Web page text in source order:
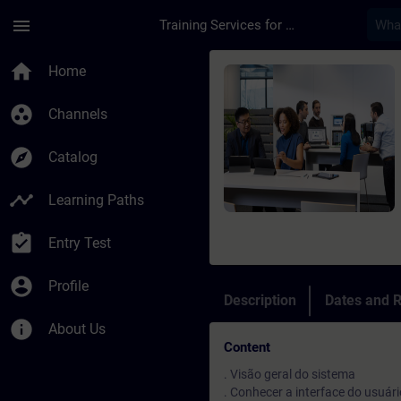
menu Training Services for Digital Industries
home Home
group_work Channels
explore Catalog
timeline Learning Paths
assignment_turned_in Entry Test
account_circle Profile
info About Us
Course -
Description Dates and
Content
. Visão geral do sistema
. Conhecer a interface do